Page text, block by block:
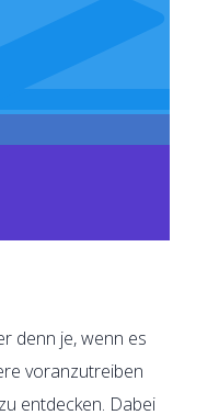
denn je, wenn es
voranzutreiben
entdecken. Dabei